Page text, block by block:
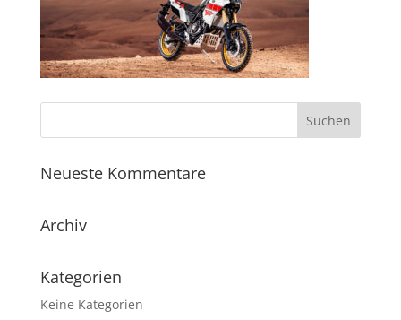
Neueste Kommentare
Archiv
Kategorien
Keine Kategorien